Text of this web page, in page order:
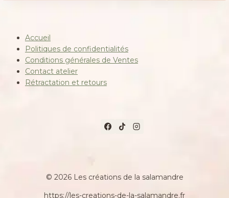
Accueil
Politiques de confidentialités
Conditions générales de Ventes
Contact atelier
Rétractation et retours
© 2026 Les créations de la salamandre
https://les-creations-de-la-salamandre.fr